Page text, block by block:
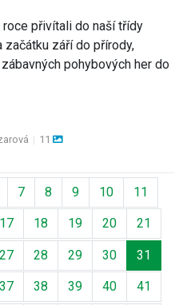
přivítali do naší třídy
začátku září do přírody,
pohybových her do
| 11
7 8 9 10 11
17 18 19 20 21
27 28 29 30 31
37 38 39 40 41